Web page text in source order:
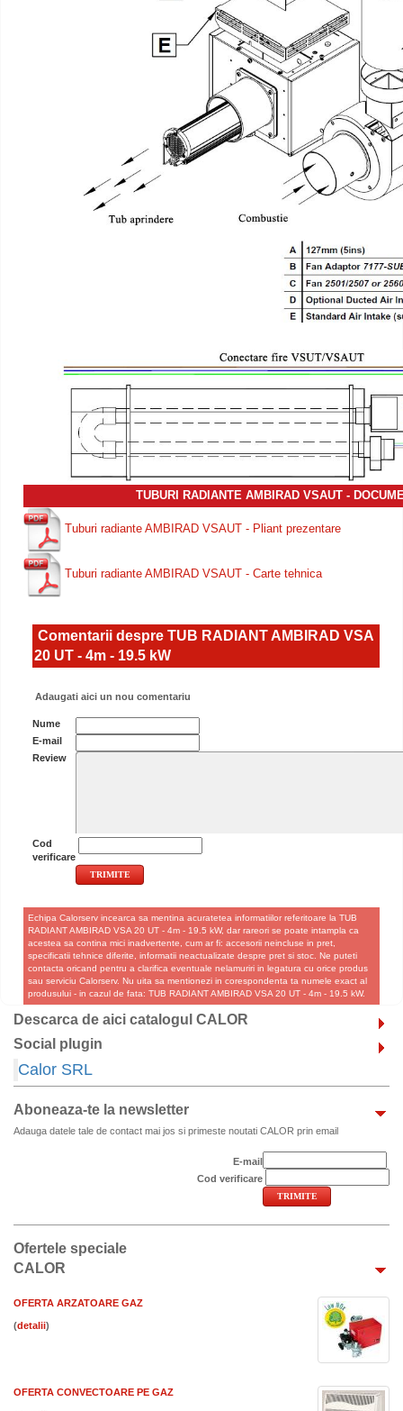
TUBURI RADIANTE AMBIRAD VSAUT -
Tuburi radiante AMBIRAD VSAUT - Pliant prezentare
Tuburi radiante AMBIRAD VSAUT - Carte tehnica
Comentarii despre TUB RADIANT AMBIRAD VSA
20 UT - 4m - 19.5 kW
Adaugati aici un nou comentariu
Nume
E-mail
Review
Cod
verificare
Echipa Calorserv incearca sa mentina acuratetea informatiilor referitoare la TUB
RADIANT AMBIRAD VSA 20 UT - 4m - 19.5 kW, dar rareori se poate intampla ca
acestea sa contina mici inadvertente, cum ar fi: accesorii neincluse in pret,
specificatii tehnice diferite, informatii neactualizate despre pret si stoc. Ne puteti
contacta oricand pentru a clarifica eventuale nelamuriri in legatura cu orice produs
sau serviciu Calorserv. Nu uita sa mentionezi in corespondenta ta numele exact al
produsului - in cazul de fata: TUB RADIANT AMBIRAD VSA 20 UT - 4m - 19.5 kW.
Descarca de aici catalogul CALOR
Social plugin
Calor SRL
Aboneaza-te la newsletter
Adauga datele tale de contact mai jos si primeste noutati CALOR prin email
E-mail
Cod verificare
Ofertele speciale
CALOR
OFERTA ARZATOARE GAZ
( )
OFERTA CONVECTOARE PE GAZ